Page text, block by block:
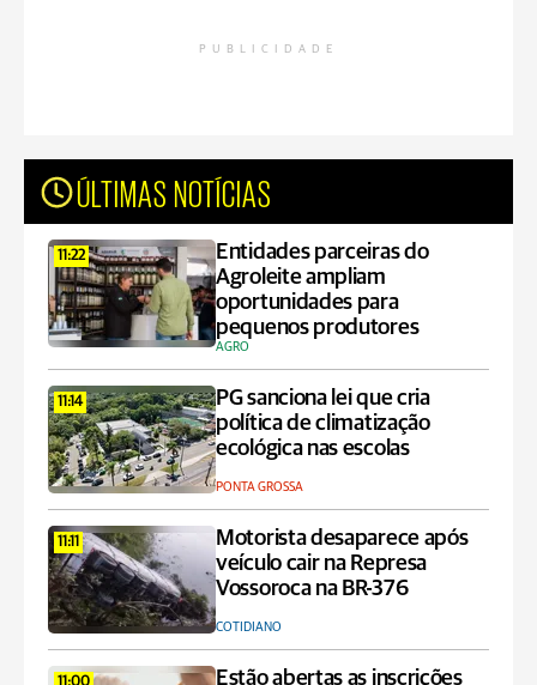
PUBLICIDADE
ÚLTIMAS NOTÍCIAS
11:22
Entidades parceiras do
Agroleite ampliam
oportunidades para
pequenos produtores
AGRO
11:14
PG sanciona lei que cria
política de climatização
ecológica nas escolas
PONTA GROSSA
11:11
Motorista desaparece após
veículo cair na Represa
Vossoroca na BR-376
COTIDIANO
Estão abertas as inscrições